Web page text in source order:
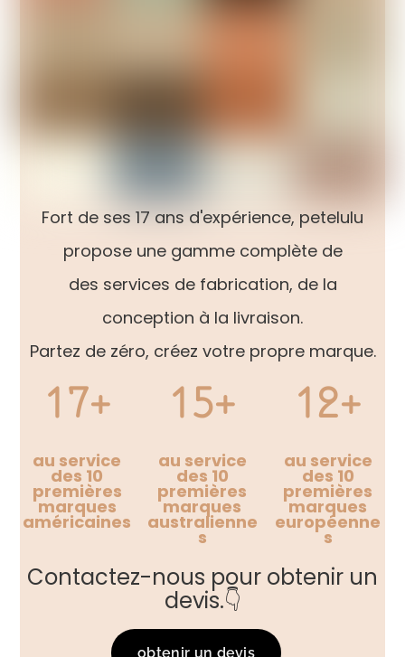
Fort de ses 17 ans d'expérience, petelulu
propose une gamme complète de
des services de fabrication, de la
conception à la livraison.
Partez de zéro, créez votre propre marque.
17+
au service
des 10
premières
marques
américaines
15+
au service
des 10
premières
marques
australienne
s
12+
au service
des 10
premières
marques
européenne
s
Contactez-nous pour obtenir un
devis.👇
obtenir un devis